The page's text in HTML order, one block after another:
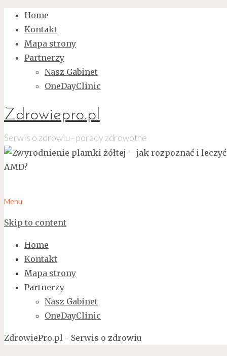
Home
Kontakt
Mapa strony
Partnerzy
Nasz Gabinet
OneDayClinic
Zdrowiepro.pl
Serwis o zdrowiu - porady zdrowotne
Menu
Skip to content
Home
Kontakt
Mapa strony
Partnerzy
Nasz Gabinet
OneDayClinic
ZdrowiePro.pl - Serwis o zdrowiu